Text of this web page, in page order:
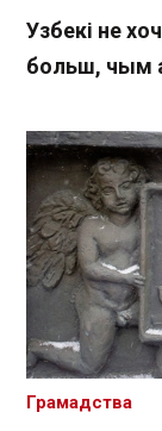
Узбекі не
больш, чым
Грамадства